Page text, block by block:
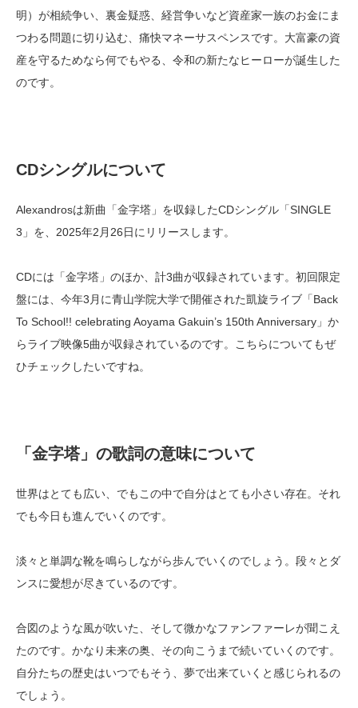
明）が相続争い、裏金疑惑、経営争いなど資産家一族のお金にま
つわる問題に切り込む、痛快マネーサスペンスです。大富豪の資
産を守るためなら何でもやる、令和の新たなヒーローが誕生した
のです。
CDシングルについて
Alexandrosは新曲「金字塔」を収録したCDシングル「SINGLE
3」を、2025年2月26日にリリースします。
CDには「金字塔」のほか、計3曲が収録されています。初回限定
盤には、今年3月に青山学院大学で開催された凱旋ライブ「Back
To School!! celebrating Aoyama Gakuin’s 150th Anniversary」か
らライブ映像5曲が収録されているのです。こちらについてもぜ
ひチェックしたいですね。
「金字塔」の歌詞の意味について
世界はとても広い、でもこの中で自分はとても小さい存在。それ
でも今日も進んでいくのです。
淡々と単調な靴を鳴らしながら歩んでいくのでしょう。段々とダ
ンスに愛想が尽きているのです。
合図のような風が吹いた、そして微かなファンファーレが聞こえ
たのです。かなり未来の奥、その向こうまで続いていくのです。
自分たちの歴史はいつでもそう、夢で出来ていくと感じられるの
でしょう。